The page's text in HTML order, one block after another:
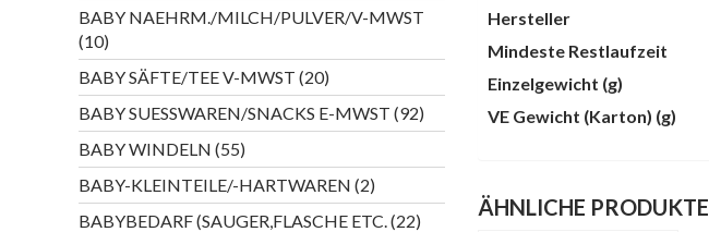
Hersteller
Mindeste Restlaufzeit
Einzelgewicht (g)
VE Gewicht (Karton) (g)
ÄHNLICHE PRODUKTE
BABY NAEHRM./MILCH/PULVER/V-MWST
1010
Produkte
BABY SÄFTE/TEE V-MWST 2020
Produkte
BABY SUESSWAREN/SNACKS E-MWST 9292
Produkte
BABY WINDELN 5555
Produkte
BABY-KLEINTEILE/-HARTWAREN 22
Produkte
BABYBEDARF (SAUGER,FLASCHE ETC. 2222